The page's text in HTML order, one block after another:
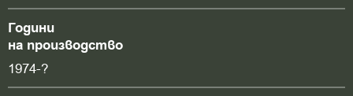
Години
на производство
1974-?